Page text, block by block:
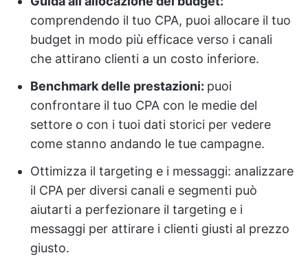
comprendendo il tuo CPA, puoi allocare il tuo
budget in modo più efficace verso i canali
che attirano clienti a un costo inferiore.
Benchmark delle prestazioni: puoi
confrontare il tuo CPA con le medie del
settore o con i tuoi dati storici per vedere
come stanno andando le tue campagne.
Ottimizza il targeting e i messaggi: analizzare
il CPA per diversi canali e segmenti può
aiutarti a perfezionare il targeting e i
messaggi per attirare i clienti giusti al prezzo
giusto.